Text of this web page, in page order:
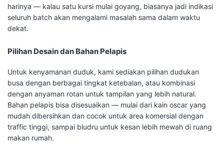
harinya — kalau satu kursi mulai goyang, biasanya jadi indikasi
seluruh batch akan mengalami masalah sama dalam waktu
dekat.
Pilihan Desain dan Bahan Pelapis
Untuk kenyamanan duduk, kami sediakan pilihan dudukan
busa dengan berbagai tingkat ketebalan, atau kombinasi
dengan anyaman rotan untuk tampilan yang lebih natural.
Bahan pelapis bisa disesuaikan — mulai dari kain oscar yang
mudah dibersihkan dan cocok untuk area komersial dengan
traffic tinggi, sampai bludru untuk kesan lebih mewah di ruang
makan rumah.